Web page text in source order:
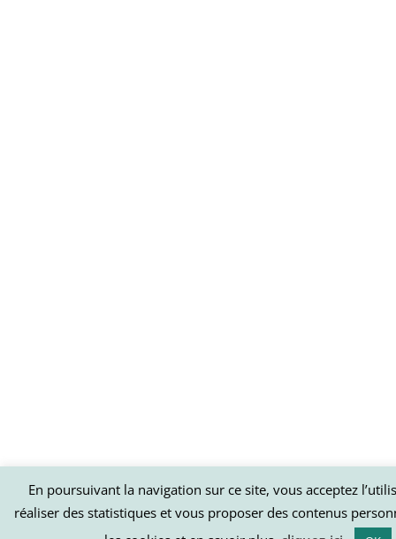
En poursuivant la navigation sur ce site, vous acceptez
réaliser des statistiques et vous proposer des contenus